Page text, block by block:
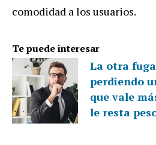
comodidad a los usuarios.
Te puede interesar
La otra
perdiendo
que vale
le resta